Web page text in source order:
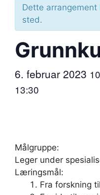
Dette
sted.
6. februar 2023
13:30
Målgruppe:
Leger under
Læringsmål:
Fra forskning